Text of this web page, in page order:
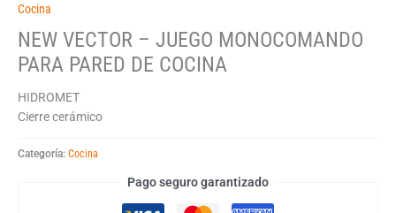
Cocina
NEW VECTOR – JUEGO MONOCOMANDO
PARA PARED DE COCINA
HIDROMET
Cierre cerámico
Categoría: Cocina
Pago seguro garantizado